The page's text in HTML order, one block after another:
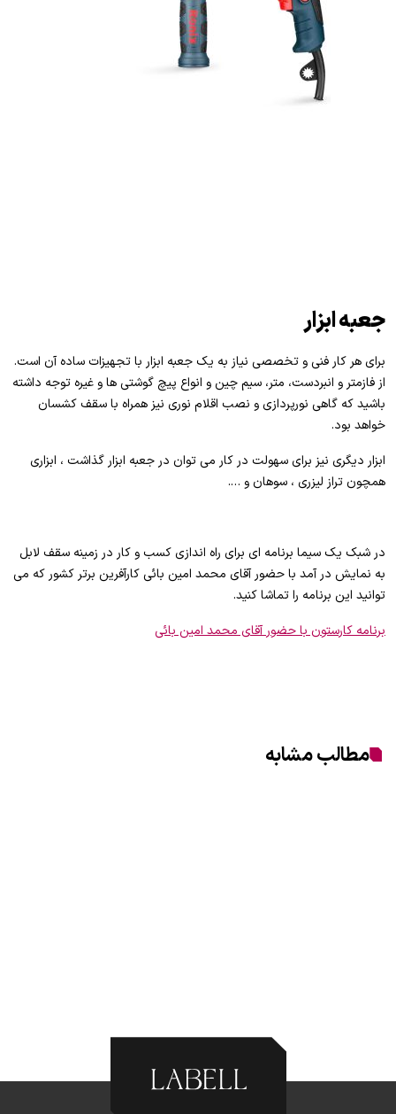
جعبه ابزار
برای هر کار فنی و تخصصی نیاز به یک جعبه ابزار با تجهیزات ساده آن است.
از فازمتر و انبردست، متر، سیم چین و انواع پیچ گوشتی ها و غیره توجه داشته
باشید که گاهی نورپردازی و نصب اقلام نوری نیز همراه با سقف کشسان
خواهد بود.
ابزار دیگری نیز برای سهولت در کار می توان در جعبه ابزار گذاشت ، ابزاری
همچون تراز لیزری ، سوهان و ….
در شبک یک سیما برنامه ای برای راه اندازی کسب و کار در زمینه سقف لابل
به نمایش در آمد با حضور آقای محمد امین بائی کارآفرین برتر کشور که می
توانید این برنامه را تماشا کنید.
برنامه کارستون با حضور آقای محمد امین بائی
مطالب مشابه